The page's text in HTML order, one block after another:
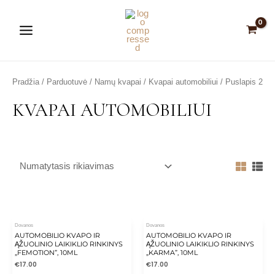
turinioMenu
Pradžia / Parduotuvė / Namų kvapai / Kvapai automobiliui / Puslapis 2
KVAPAI AUTOMOBILIUI
Dovanos
AUTOMOBILIO KVAPO IR
ĄŽUOLINIO LAIKIKLIO RINKINYS
„FEMOTION”, 10ML
€17.00
Dovanos
AUTOMOBILIO KVAPO IR
ĄŽUOLINIO LAIKIKLIO RINKINYS
„KARMA”, 10ML
€17.00